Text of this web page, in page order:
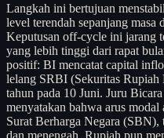
Langkah ini bertujuan
level terendah sepanjang masa
Keputusan off-cycle ini jarang
yang lebih tinggi dari rapat
positif: BI mencatat capital
lelang SRBI (Sekuritas Rupiah
tahun pada 10 Juni. Juru
menyatakan bahwa arus
Surat Berharga Negara (SBN),
dan menengah. Rupiah pun